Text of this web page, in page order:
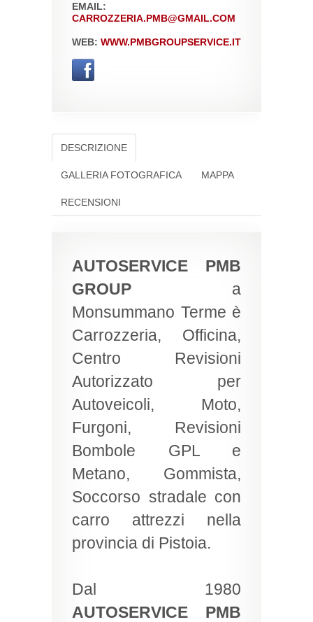
EMAIL:
CARROZZERIA.PMB@GMAIL.COM
WEB: WWW.PMBGROUPSERVICE.IT
DESCRIZIONE
GALLERIA FOTOGRAFICA MAPPA
RECENSIONI
AUTOSERVICE PMB
GROUP a
Monsummano Terme è
Carrozzeria, Officina,
Centro Revisioni
Autorizzato per
Autoveicoli, Moto,
Furgoni, Revisioni
Bombole GPL e
Metano, Gommista,
Soccorso stradale con
carro attrezzi nella
provincia di Pistoia.
Dal 1980
AUTOSERVICE PMB